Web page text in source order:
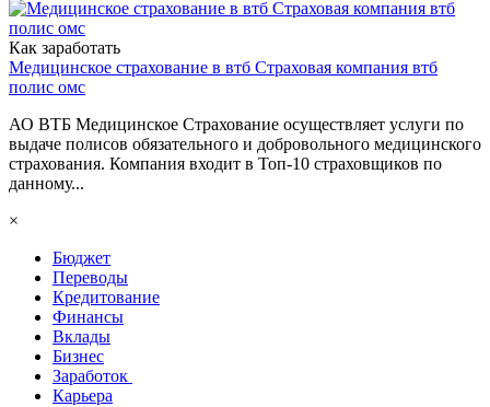
Как заработать
Медицинское страхование в втб Страховая компания втб
полис омс
АО ВТБ Медицинское Страхование осуществляет услуги по
выдаче полисов обязательного и добровольного медицинского
страхования. Компания входит в Топ-10 страховщиков по
данному...
×
Бюджет
Переводы
Кредитование
Финансы
Вклады
Бизнес
Заработок
Карьера